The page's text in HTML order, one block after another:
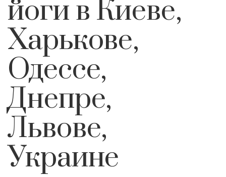
йоги в Киеве,
Харькове,
Одессе,
Днепре,
Львове,
Украине